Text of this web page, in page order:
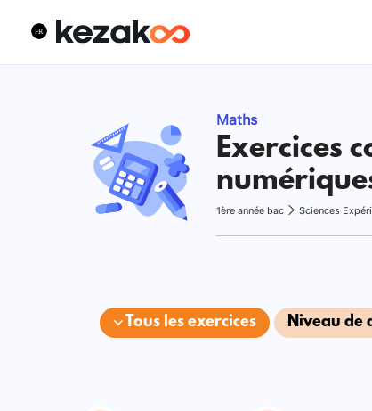
Maths
Exercices
1ère année bac Sciences
Tous les exercices Niveau de